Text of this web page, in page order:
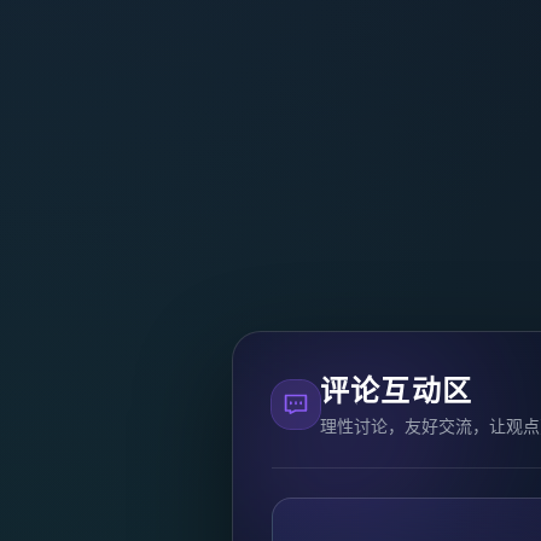
评论互动区
理性讨论，友好交流，让观